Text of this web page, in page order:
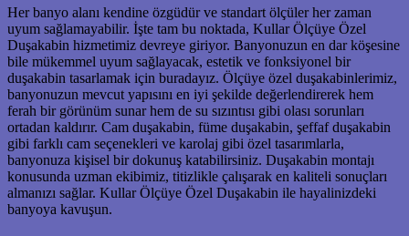
Her banyo alanı kendine özgüdür ve standart ölçüler her zaman
uyum sağlamayabilir. İşte tam bu noktada, Kullar Ölçüye Özel
Duşakabin hizmetimiz devreye giriyor. Banyonuzun en dar köşesine
bile mükemmel uyum sağlayacak, estetik ve fonksiyonel bir
duşakabin tasarlamak için buradayız. Ölçüye özel duşakabinlerimiz,
banyonuzun mevcut yapısını en iyi şekilde değerlendirerek hem
ferah bir görünüm sunar hem de su sızıntısı gibi olası sorunları
ortadan kaldırır. Cam duşakabin, füme duşakabin, şeffaf duşakabin
gibi farklı cam seçenekleri ve karolaj gibi özel tasarımlarla,
banyonuza kişisel bir dokunuş katabilirsiniz. Duşakabin montajı
konusunda uzman ekibimiz, titizlikle çalışarak en kaliteli sonuçları
almanızı sağlar. Kullar Ölçüye Özel Duşakabin ile hayalinizdeki
banyoya kavuşun.